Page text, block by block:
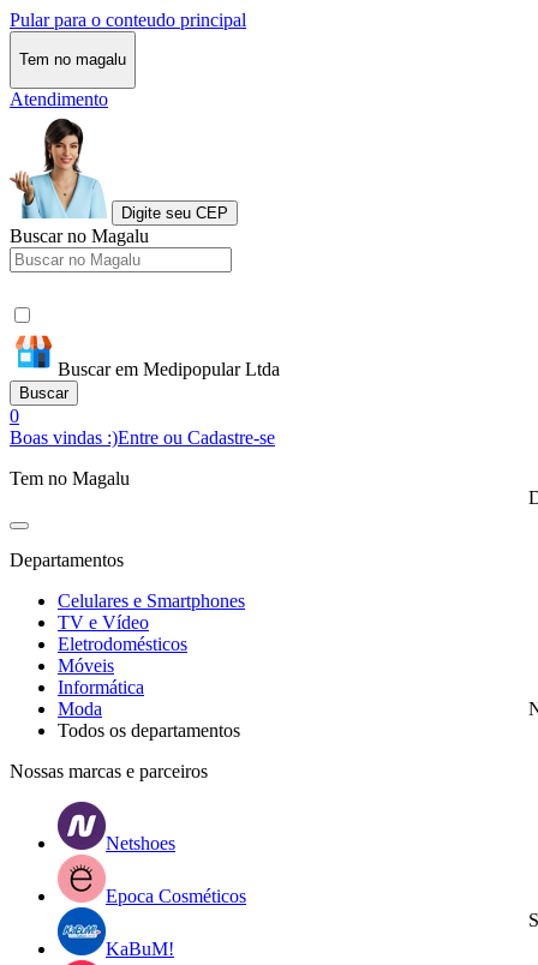
Pular para o conteudo principal
Tem no magalu
Atendimento
Digite seu CEP
Buscar no Magalu
Buscar em Medipopular Ltda
Buscar
0
Boas vindas :)Entre ou Cadastre-se
Tem no Magalu
Departamentos
Celulares e Smartphones
TV e Vídeo
Eletrodomésticos
Móveis
Informática
Moda
Todos os departamentos
Nossas marcas e parceiros
Netshoes
Epoca Cosméticos
KaBuM!